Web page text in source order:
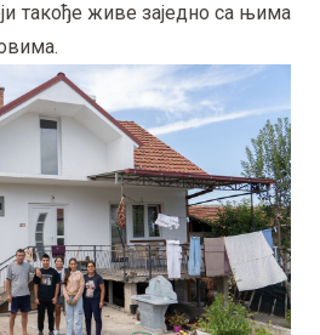
такође живе заједно са њима